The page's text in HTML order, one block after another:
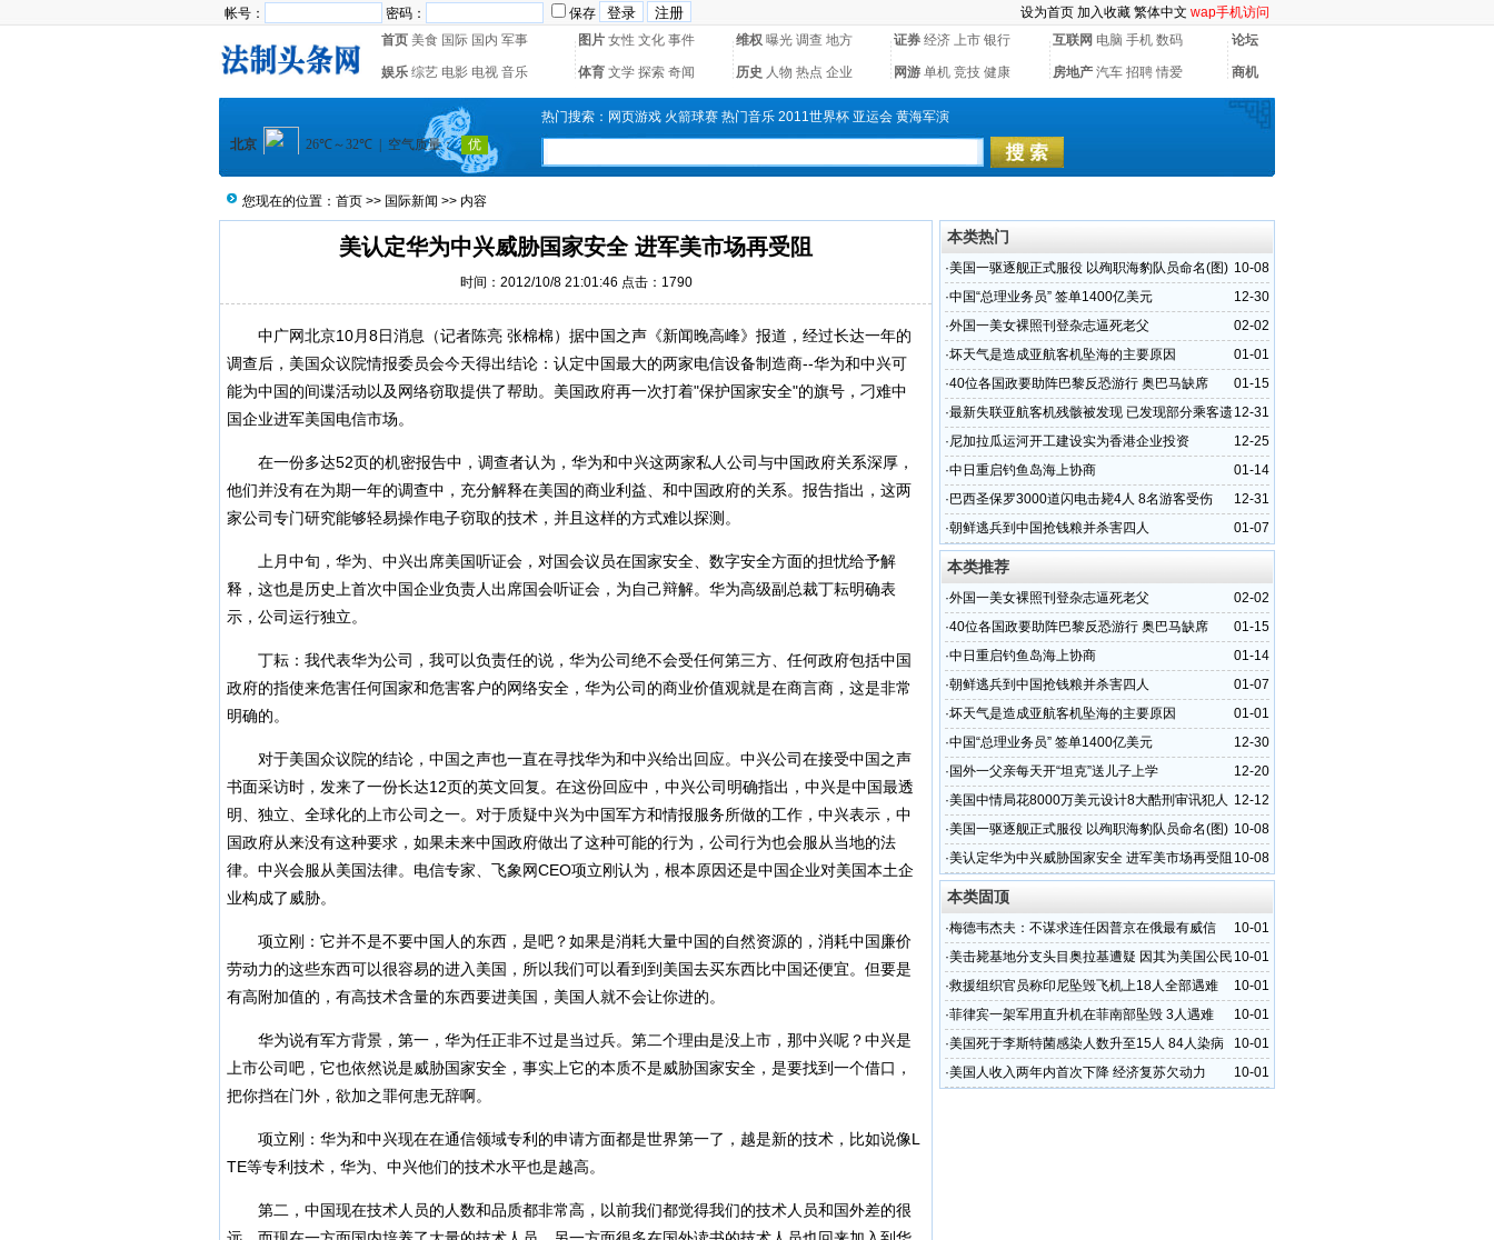
帐号： 密码： 保存 设为首页 加入收藏 繁体中文 wap手机访问
首页 美食 国际 国内 军事 图片 女性 文化 事件 维权 曝光 调查 地方 证券 经济 上市 银行 互联网 电脑 手机 数码 论坛
娱乐 综艺 电影 电视 音乐 体育 文学 探索 奇闻 历史 人物 热点 企业 网游 单机 竞技 健康 房地产 汽车 招聘 情爱 商机
热门搜索： 网页游戏 火箭球赛 热门音乐 2011世界杯 亚运会 黄海军演
您现在的位置： 首页 >> 国际新闻 >> 内容
美认定华为中兴威胁国家安全 进军美市场再受阻
时间：2012/10/8 21:01:46 点击：1790
中广网北京10月8日消息（记者陈亮 张棉棉）据中国之声《新闻晚高峰》报道，经过长达一年的
调查后，美国众议院情报委员会今天得出结论：认定中国最大的两家电信设备制造商--华为和中兴可
能为中国的间谍活动以及网络窃取提供了帮助。美国政府再一次打着"保护国家安全"的旗号，刁难中
国企业进军美国电信市场。
在一份多达52页的机密报告中，调查者认为，华为和中兴这两家私人公司与中国政府关系深厚，
他们并没有在为期一年的调查中，充分解释在美国的商业利益、和中国政府的关系。报告指出，这两
家公司专门研究能够轻易操作电子窃取的技术，并且这样的方式难以探测。
上月中旬，华为、中兴出席美国听证会，对国会议员在国家安全、数字安全方面的担忧给予解
释，这也是历史上首次中国企业负责人出席国会听证会，为自己辩解。华为高级副总裁丁耘明确表
示，公司运行独立。
丁耘：我代表华为公司，我可以负责任的说，华为公司绝不会受任何第三方、任何政府包括中国
政府的指使来危害任何国家和危害客户的网络安全，华为公司的商业价值观就是在商言商，这是非常
明确的。
对于美国众议院的结论，中国之声也一直在寻找华为和中兴给出回应。中兴公司在接受中国之声
书面采访时，发来了一份长达12页的英文回复。在这份回应中，中兴公司明确指出，中兴是中国最透
明、独立、全球化的上市公司之一。对于质疑中兴为中国军方和情报服务所做的工作，中兴表示，中
国政府从来没有这种要求，如果未来中国政府做出了这种可能的行为，公司行为也会服从当地的法
律。中兴会服从美国法律。电信专家、飞象网CEO项立刚认为，根本原因还是中国企业对美国本土企
业构成了威胁。
项立刚：它并不是不要中国人的东西，是吧？如果是消耗大量中国的自然资源的，消耗中国廉价
劳动力的这些东西可以很容易的进入美国，所以我们可以看到到美国去买东西比中国还便宜。但要是
有高附加值的，有高技术含量的东西要进美国，美国人就不会让你进的。
华为说有军方背景，第一，华为任正非不过是当过兵。第二个理由是没上市，那中兴呢？中兴是
上市公司吧，它也依然说是威胁国家安全，事实上它的本质不是威胁国家安全，是要找到一个借口，
把你挡在门外，欲加之罪何患无辞啊。
项立刚：华为和中兴现在在通信领域专利的申请方面都是世界第一了，越是新的技术，比如说像L
TE等专利技术，华为、中兴他们的技术水平也是越高。
第二，中国现在技术人员的人数和品质都非常高，以前我们都觉得我们的技术人员和国外差的很
本类热门
10-08
·美国一驱逐舰正式服役 以殉职海豹队员命名(图)
12-30
·中国“总理业务员” 签单1400亿美元
02-02
·外国一美女裸照刊登杂志逼死老父
01-01
·坏天气是造成亚航客机坠海的主要原因
01-15
·40位各国政要助阵巴黎反恐游行 奥巴马缺席
12-31
·最新失联亚航客机残骸被发现 已发现部分乘客遗
体
12-25
·尼加拉瓜运河开工建设实为香港企业投资
01-14
·中日重启钓鱼岛海上协商
12-31
· 巴西圣保罗3000道闪电击毙4人 8名游客受伤
01-07
·朝鲜逃兵到中国抢钱粮并杀害四人
本类推荐
02-02
·外国一美女裸照刊登杂志逼死老父
01-15
·40位各国政要助阵巴黎反恐游行 奥巴马缺席
01-14
·中日重启钓鱼岛海上协商
01-07
·朝鲜逃兵到中国抢钱粮并杀害四人
01-01
·坏天气是造成亚航客机坠海的主要原因
12-30
·中国“总理业务员” 签单1400亿美元
12-20
· 国外一父亲每天开“坦克”送儿子上学
12-12
·美国中情局花8000万美元设计8大酷刑审讯犯人
10-08
·美国一驱逐舰正式服役 以殉职海豹队员命名(图)
10-08
·美认定华为中兴威胁国家安全 进军美市场再受阻
本类固顶
10-01
·梅德韦杰夫：不谋求连任因普京在俄最有威信
10-01
·美击毙基地分支头目奥拉基遭疑 因其为美国公民
10-01
·救援组织官员称印尼坠毁飞机上18人全部遇难
10-01
·菲律宾一架军用直升机在菲南部坠毁 3人遇难
10-01
·美国死于李斯特菌感染人数升至15人 84人染病
10-01
·美国人收入两年内首次下降 经济复苏欠动力